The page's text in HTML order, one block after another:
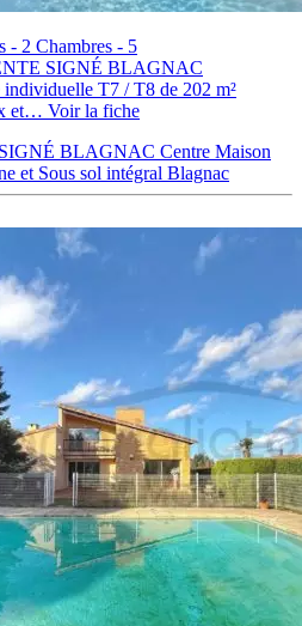
- 2 Chambres - 5
SIGNÉ BLAGNAC
T7 / T8 de 202 m²
et… Voir la fiche
BLAGNAC Centre Maison
et Sous sol intégral Blagnac